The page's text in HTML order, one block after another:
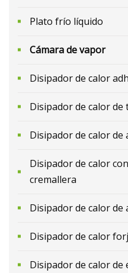
Plato frío líquido
Cámara de vapor
Disipador de calor
Disipador de calor de
Disipador de calor de
Disipador de calor
cremallera
Disipador de calor de
Disipador de calor
Disipador de calor de